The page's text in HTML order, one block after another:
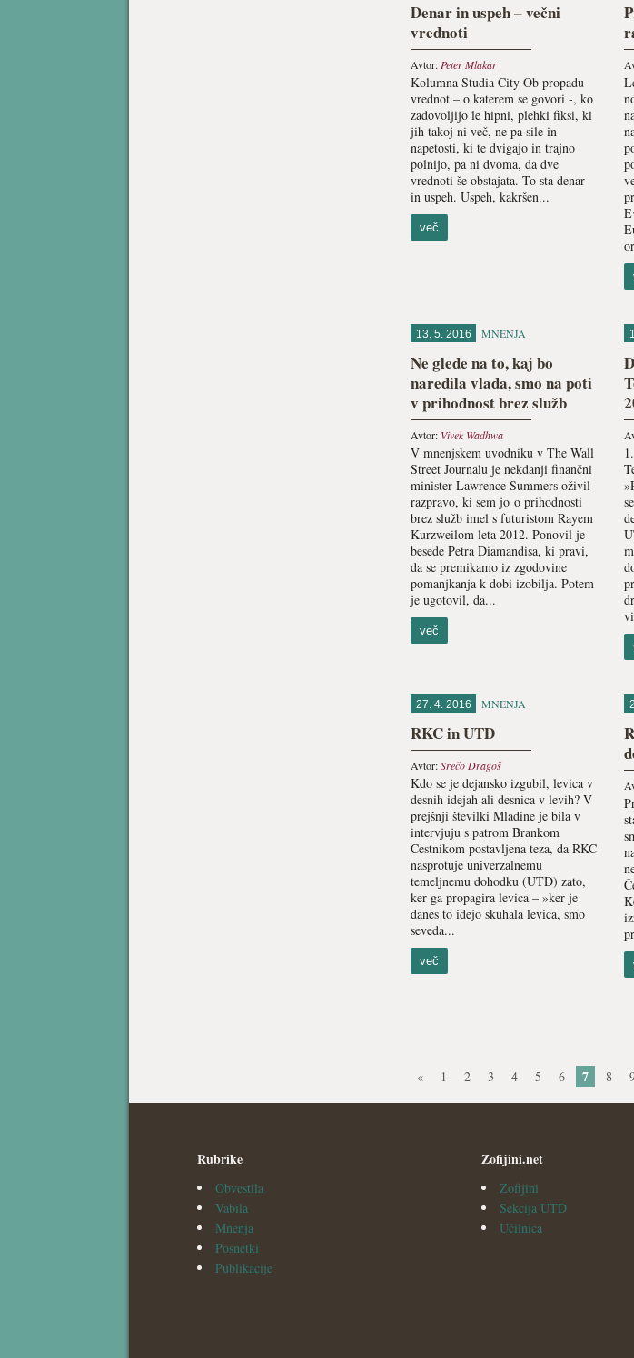
Denar in uspeh – večni
vrednoti
Avtor: Peter Mlakar
Kolumna Studia City Ob propadu
vrednot – o katerem se govori -, ko
zadovoljijo le hipni, plehki fiksi, ki
jih takoj ni več, ne pa sile in
napetosti, ki te dvigajo in trajno
polnijo, pa ni dvoma, da dve
vrednoti še obstajata. To sta denar
in uspeh. Uspeh, kakršen...
več
13. 5. 2016 MNENJA
Ne glede na to, kaj bo
naredila vlada, smo na poti
v prihodnost brez služb
Avtor: Vivek Wadhwa
V mnenjskem uvodniku v The Wall
Street Journalu je nekdanji finančni
minister Lawrence Summers oživil
razpravo, ki sem jo o prihodnosti
brez služb imel s futuristom Rayem
Kurzweilom leta 2012. Ponovil je
besede Petra Diamandisa, ki pravi,
da se premikamo iz zgodovine
pomanjkanja k dobi izobilja. Potem
je ugotovil, da...
več
27. 4. 2016 MNENJA
RKC in UTD
Avtor:Srečo Dragoš
Kdo se je dejansko izgubil, levica v
desnih idejah ali desnica v levih? V
prejšnji številki Mladine je bila v
intervjuju s patrom Brankom
Cestnikom postavljena teza, da RKC
nasprotuje univerzalnemu
temeljnemu dohodku (UTD) zato,
ker ga propagira levica – »ker je
danes to idejo skuhala levica, smo
seveda...
več
« 1 2 3 4 5 6 7 8
Rubrike
Obvestila
Vabila
Mnenja
Posnetki
Publikacije
Zofijini.net
Zofijini
Sekcija UTD
Učilnica